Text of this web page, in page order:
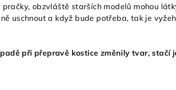
obzvláště starších modelů mohou
uschnout a když bude potřeba, tak je
při přepravě kostice změnily tvar, stačí